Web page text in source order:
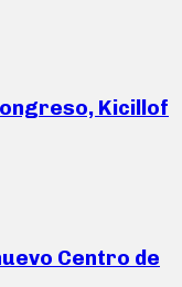
Kicillof
Centro de